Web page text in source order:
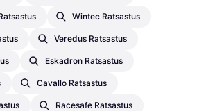
Wintec Ratsastus
Veredus Ratsastus
Eskadron Ratsastus
Cavallo Ratsastus
Racesafe Ratsastus